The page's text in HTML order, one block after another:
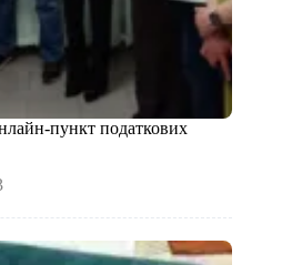
пункт податкових